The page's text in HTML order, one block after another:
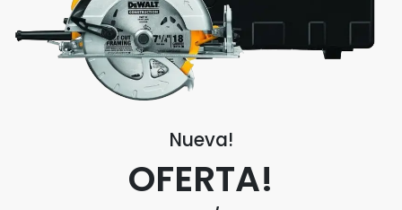
Nueva!
OFERTA!